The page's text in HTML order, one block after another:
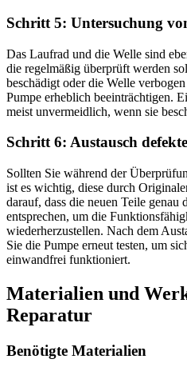
Schritt 5: Untersuchung
Das Laufrad und die Welle sind
die regelmäßig überprüft werden
beschädigt oder die Welle
Pumpe erheblich beeinträchtigen.
meist unvermeidlich, wenn sie
Schritt 6: Austausch
Sollten Sie während der
ist es wichtig, diese durch
darauf, dass die neuen Teile genau
entsprechen, um die
wiederherzustellen. Nach dem
Sie die Pumpe erneut testen, um
einwandfrei funktioniert.
Materialien und
Reparatur
Benötigte Materialien